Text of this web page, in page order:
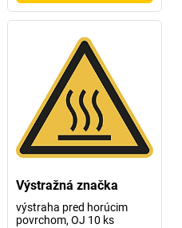
Výstražná značka
výstraha pred horúcim
povrchom, OJ 10 ks